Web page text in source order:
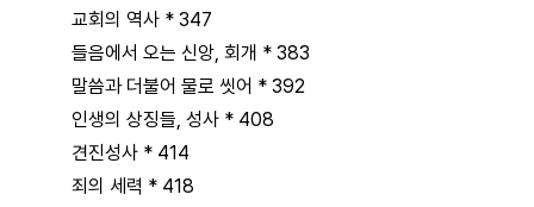
교회의 역사 * 347
들음에서 오는 신앙, 회개 * 383
말씀과 더불어 물로 씻어 * 392
인생의 상징들, 성사 * 408
견진성사 * 414
죄의 세력 * 418